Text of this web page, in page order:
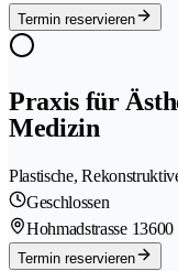
Termin reservieren
Praxis für
Medizin
Plastische,
Geschlossen
Hohmadstrasse 13600
Termin reservieren